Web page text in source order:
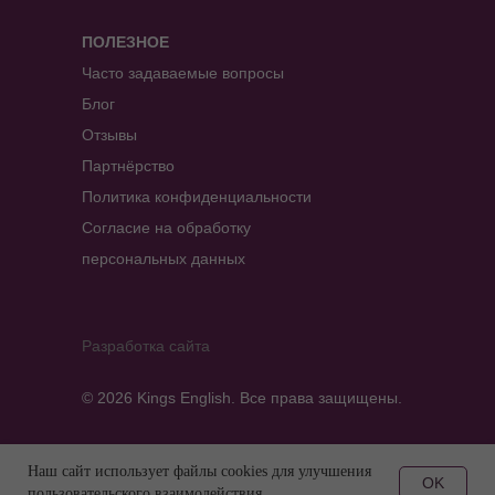
ПОЛЕЗНОЕ
Часто задаваемые вопросы
Блог
Отзывы
Партнёрство
Политика конфиденциальности
Согласие на обработку
персональных данных
Разработка сайта
© 2026 Kings English. Все права защищены.
Наш сайт использует файлы cookies для улучшения
OK
Made on Tilda